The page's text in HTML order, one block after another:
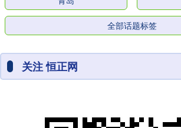
全部话题标签
关注 恒正网